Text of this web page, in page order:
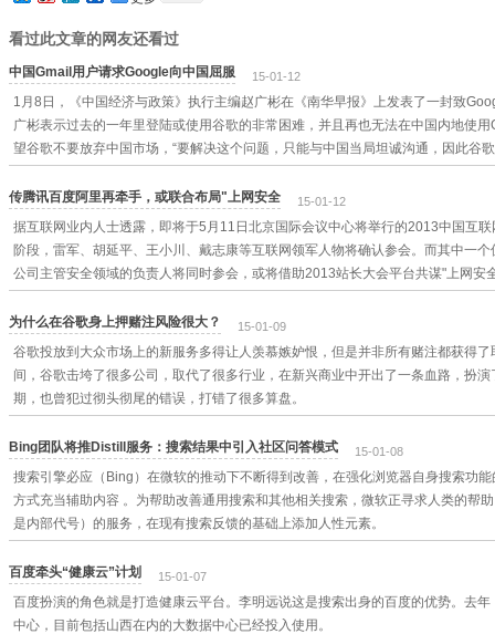
看过此文章的网友还看过
中国Gmail用户请求Google向中国屈服 15-01-12
1月8日，《中国经济与政策》执行主编赵广彬在《南华早报》上发表了一封致
广彬表示过去的一年里登陆或使用谷歌的非常困难，并且再也无法在中国内地使
望谷歌不要放弃中国市场，“要解决这个问题，只能与中国当局坦诚沟通，因此谷
传腾讯百度阿里再牵手，或联合布局"上网安全 15-01-12
据互联网业内人士透露，即将于5月11日北京国际会议中心将举行的2013中国互
阶段，雷军、胡延平、王小川、戴志康等互联网领军人物将确认参会。而其中一
公司主管安全领域的负责人将同时参会，或将借助2013站长大会平台共谋"上网安
为什么在谷歌身上押赌注风险很大？ 15-01-09
谷歌投放到大众市场上的新服务多得让人羡慕嫉妒恨，但是并非所有赌注都获得
间，谷歌击垮了很多公司，取代了很多行业，在新兴商业中开出了一条血路，扮
期，也曾犯过彻头彻尾的错误，打错了很多算盘。
Bing团队将推Distill服务：搜索结果中引入社区问答模式 15-01-08
搜索引擎必应（Bing）在微软的推动下不断得到改善，在强化浏览器自身搜索功
方式充当辅助内容 。为帮助改善通用搜索和其他相关搜索，微软正寻求人类的帮
是内部代号）的服务，在现有搜索反馈的基础上添加人性元素。
百度牵头“健康云”计划 15-01-07
百度扮演的角色就是打造健康云平台。李明远说这是搜索出身的百度的优势。去
中心，目前包括山西在内的大数据中心已经投入使用。